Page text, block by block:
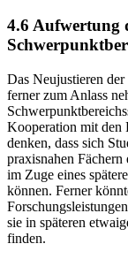
4.6 Aufwertung
Das Neujustieren
ferner zum Anlass
Kooperation mit den
denken, dass sich
praxisnahen
im Zuge eines
können. Ferner
sie in späteren
finden.